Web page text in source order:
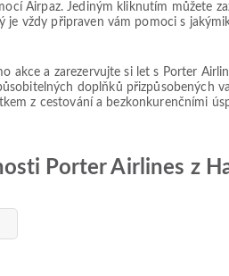
Airpaz. Jediným kliknutím můžete
je vždy připraven vám pomoci s
akce a zarezervujte si let s Porter
doplňků přizpůsobených
z cestování a bezkonkurenčními
Porter Airlines z